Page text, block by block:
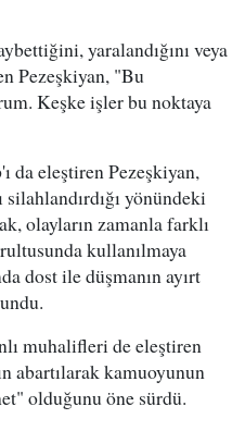
yaralandığını veya
Pezeşkiyan, "Bu
Keşke işler bu noktaya
da eleştiren Pezeşkiyan,
silahlandırdığı yönündeki
olayların zamanla farklı
kullanılmaya
dost ile düşmanın ayırt
muhalifleri de eleştiren
abartılarak kamuoyunun
olduğunu öne sürdü.